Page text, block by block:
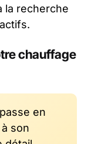
la recherche
chauffage
en
son